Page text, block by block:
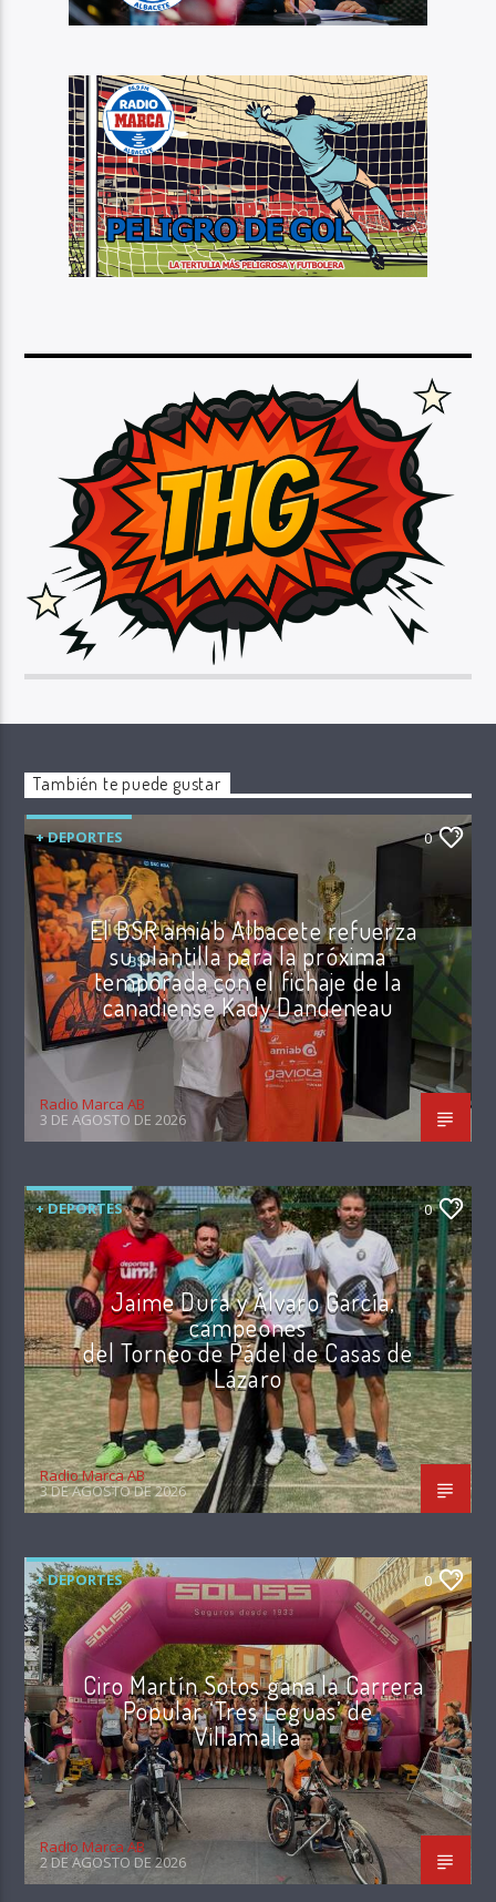
También te puede gustar
+ DEPORTES 0
El BSR amiab Albacete refuerza
su plantilla para la próxima
temporada con el fichaje de la
canadiense Kady Dandeneau
Radio Marca AB
3 DE AGOSTO DE 2026
+ DEPORTES 0
Jaime Dura y Álvaro García,
campeones
del Torneo de Pádel de Casas de
Lázaro
Radio Marca AB
3 DE AGOSTO DE 2026
+ DEPORTES 0
Ciro Martín Sotos gana la Carrera
Popular ‘Tres Leguas’ de
Villamalea
Radio Marca AB
2 DE AGOSTO DE 2026